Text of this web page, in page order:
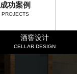
成功案例
PROJECTS
酒窖设计
CELLAR DESIGN